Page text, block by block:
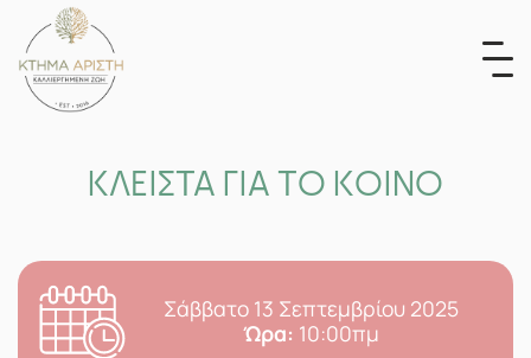
content
ΚΛΕΙΣΤΑ ΓΙΑ ΤΟ ΚΟΙΝΟ
Σάββατο 13 Σεπτεμβρίου 2025
Ώρα: 10:00πμ